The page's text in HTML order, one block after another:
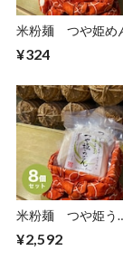
米粉麺 つや姫め
¥324
米粉麺 つや姫う
ト）
¥2,592